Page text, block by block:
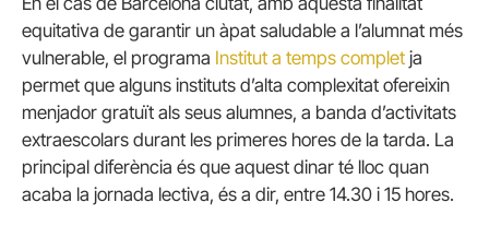
equitativa de garantir un àpat saludable a l’alumnat més
vulnerable, el programa Institut a temps complet ja
permet que alguns instituts d’alta complexitat ofereixin
menjador gratuït als seus alumnes, a banda d’activitats
extraescolars durant les primeres hores de la tarda. La
principal diferència és que aquest dinar té lloc quan
acaba la jornada lectiva, és a dir, entre 14.30 i 15 hores.